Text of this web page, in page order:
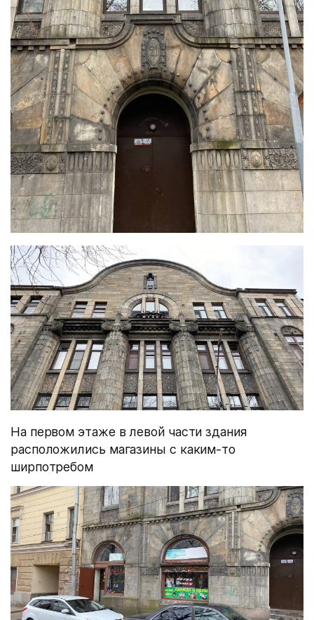
На первом этаже в левой части здания
расположились магазины с каким-то
ширпотребом